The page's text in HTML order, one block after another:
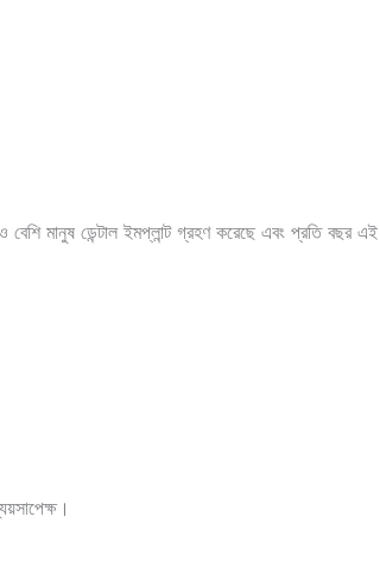
বেশি মানুষ ডেন্টাল ইমপ্লান্ট গ্রহণ করেছে এবং প্রতি বছর এই